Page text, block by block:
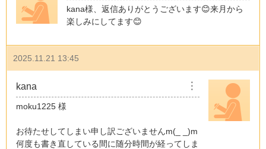
kana様、返信ありがとうございます😊来月から
楽しみにしてます😊
2025.11.21 13:45
kana ︙
moku1225 様
お待たせしてしまい申し訳ございませんm(_ _)m
何度も書き直している間に随分時間が経ってしま